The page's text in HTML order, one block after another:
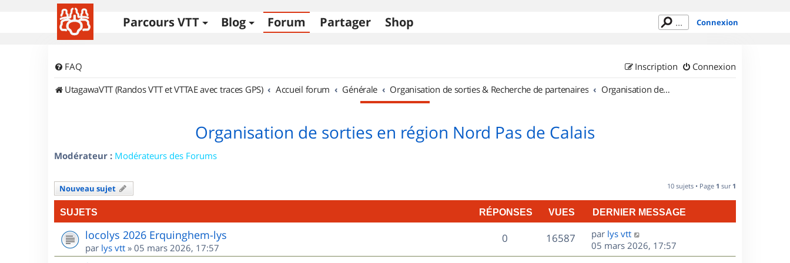
Parcours VTT Blog Forum Partager Shop Connexion
FAQ Connexion
Inscription
UtagawaVTT (Randos VTT et VTTAE avec traces GPS)
Accueil forum Générale Organisation de sorties & Recherche de partenaires Organisation de sorties en région Nord Pas de Calais
Organisation de sorties en région Nord Pas de Calais
Modérateur : Modérateurs des Forums
Nouveau sujet 10 sujets • Page 1 sur 1
SUJETS RÉPONSES VUES DERNIER MESSAGE
locolys 2026 Erquinghem-lys
par lys vtt » 05 mars 2026, 17:57
0R
é
16587V
u
D
e
r
par lys vtt
05 mars 2026, 17:57